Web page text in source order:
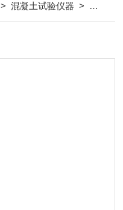
>混凝土试验仪器 > 混凝土